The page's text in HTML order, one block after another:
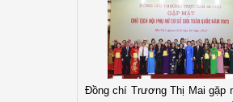
Đồng chí Trương Thị Mai gặp